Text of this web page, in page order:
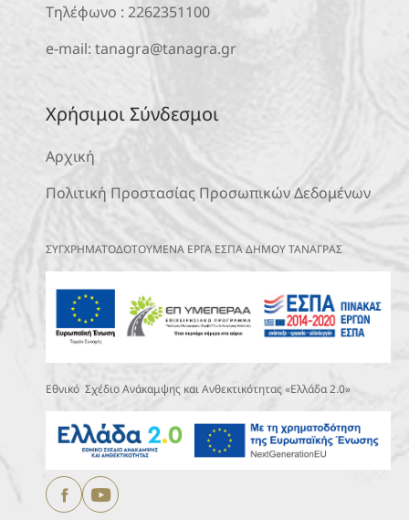
Τηλέφωνο : 2262351100
e-mail: tanagra@tanagra.gr
Χρήσιμοι Σύνδεσμοι
Αρχική
Πολιτική Προστασίας Προσωπικών Δεδομένων
ΣΥΓΧΡΗΜΑΤΟΔΟΤΟΥΜΕΝΑ ΕΡΓΑ ΕΣΠΑ ΔΗΜΟΥ ΤΑΝΑΓΡΑΣ
Εθνικό Σχέδιο Ανάκαμψης και Ανθεκτικότητας «Ελλάδα 2.0»